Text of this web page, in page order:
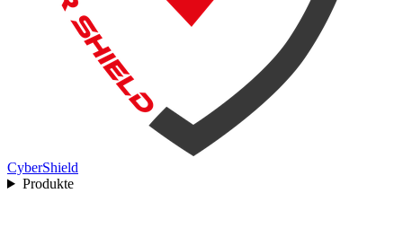
CyberShield
Produkte